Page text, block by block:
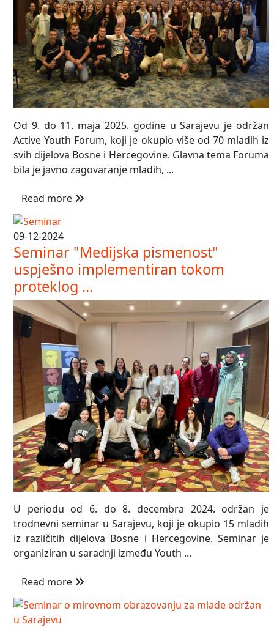
Od 9. do 11. maja 2025. godine u Sarajevu je održan
Active Youth Forum, koji je okupio više od 70 mladih iz
svih dijelova Bosne i Hercegovine. Glavna tema Foruma
bila je javno zagovaranje mladih, ...
Read more
09-12-2024
Seminar "Medijska pismenost"
uspješno implementiran tokom
proteklog ...
U periodu od 6. do 8. decembra 2024. održan je
trodnevni seminar u Sarajevu, koji je okupio 15 mladih
iz različitih dijelova Bosne i Hercegovine. Seminar je
organiziran u saradnji između Youth ...
Read more